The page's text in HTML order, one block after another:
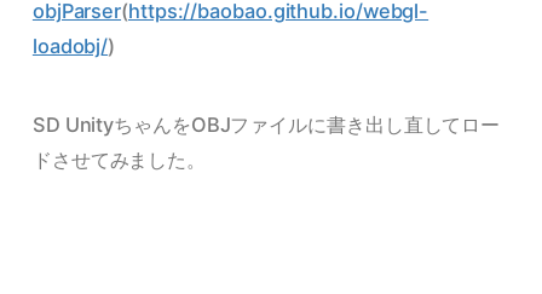
objParser(https://baobao.github.io/webgl-
loadobj/)
SD UnityちゃんをOBJファイルに書き出し直してロー
ドさせてみました。